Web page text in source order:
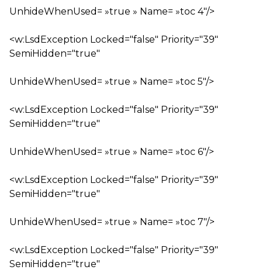
UnhideWhenUsed= »true » Name= »toc 4″/>
<w:LsdException Locked="false" Priority="39"
SemiHidden="true"
UnhideWhenUsed= »true » Name= »toc 5″/>
<w:LsdException Locked="false" Priority="39"
SemiHidden="true"
UnhideWhenUsed= »true » Name= »toc 6″/>
<w:LsdException Locked="false" Priority="39"
SemiHidden="true"
UnhideWhenUsed= »true » Name= »toc 7″/>
<w:LsdException Locked="false" Priority="39"
SemiHidden="true"